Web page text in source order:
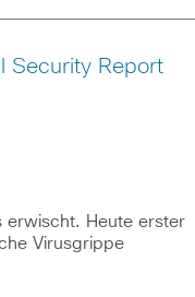
Security Report
erwischt. Heute erster
Virusgrippe